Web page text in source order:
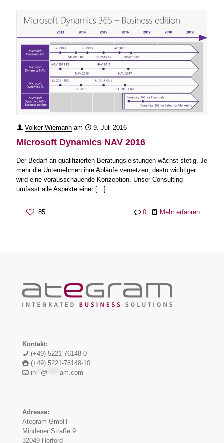
Volker Wiemann am 9. Juli 2016
Microsoft Dynamics NAV 2016
Der Bedarf an qualifizierten Beratungsleistungen wächst stetig. Je
mehr die Unternehmen ihre Abläufe vernetzen, desto wichtiger
wird eine vorausschauende Konzeption. Unser Consulting
umfasst alle Aspekte einer[…]
85 0 Mehr erfahren
Kontakt:
(+49) 5221-76148-0
(+49) 5221-76148-10
in
@ am.com
Adresse:
Ategram GmbH
Mindener Straße 9
32049 Herford